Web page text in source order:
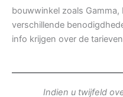
bouwwinkel zoals
verschillende
info krijgen over de
Indien u twijfeld